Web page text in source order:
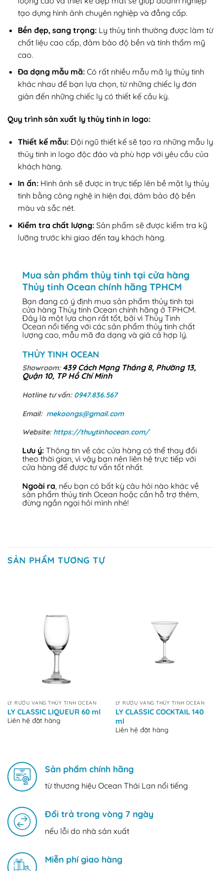
tạo dựng hình ảnh chuyên nghiệp và đẳng cấp.
Bền đẹp, sang trọng:Ly thủy tinh thường được làm từ
chất liệu cao cấp, đảm bảo độ bền và tính thẩm mỹ
cao.
Đa dạng mẫu mã:Có rất nhiều mẫu mã ly thủy tinh
khác nhau để bạn lựa chọn, từ những chiếc ly đơn
giản đến những chiếc ly có thiết kế cầu kỳ.
Quy trình sản xuất ly thủy tinh in logo:
Thiết kế mẫu:Đội ngũ thiết kế sẽ tạo ra những mẫu ly
thủy tinh in logo độc đáo và phù hợp với yêu cầu của
khách hàng.
In ấn:Hình ảnh sẽ được in trực tiếp lên bề mặt ly thủy
tinh bằng công nghệ in hiện đại, đảm bảo độ bền
màu và sắc nét.
Kiểm tra chất lượng:Sản phẩm sẽ được kiểm tra kỹ
lưỡng trước khi giao đến tay khách hàng.
Mua sản phẩm thủy tinh tại cửa hàng
Thủy tinh Ocean chính hãng TPHCM
Bạn đang có ý định mua sản phẩm thủy tinh tại
cửa hàng Thủy tinh Ocean chính hãng ở TPHCM.
Đây là một lựa chọn rất tốt, bởi vì Thủy Tinh
Ocean nổi tiếng với các sản phẩm thủy tinh chất
lượng cao, mẫu mã đa dạng và giá cả hợp lý.
THỦY TINH OCEAN
Showroom: 439 Cách Mạng Tháng 8, Phường 13,
Quận 10, TP Hồ Chí Minh
Hotline tư vấn: 0947.836.567
Email: mekoongs@gmail.com
Website: https://thuytinhocean.com/
Lưu ý: Thông tin về các cửa hàng có thể thay đổi
theo thời gian, vì vậy bạn nên liên hệ trực tiếp với
cửa hàng để được tư vấn tốt nhất.
Ngoài ra , nếu bạn có bất kỳ câu hỏi nào khác về
sản phẩm thủy tinh Ocean hoặc cần hỗ trợ thêm,
đừng ngần ngại hỏi mình nhé!
SẢN PHẨM TƯƠNG TỰ
LY RƯỢU VANG THỦY TINH OCEAN
LY CLASSIC LIQUEUR 60 ml
Liên hệ đặt hàng
LY RƯỢU VANG THỦY TINH OCEAN
LY CLASSIC COCKTAIL 140
ml
Liên hệ đặt hàng
Sản phẩm chính hãng
từ thương hiệu Ocean Thái Lan nổi tiếng
Đổi trả trong vòng 7 ngày
nếu lỗi do nhà sản xuất
Miễn phí giao hàng